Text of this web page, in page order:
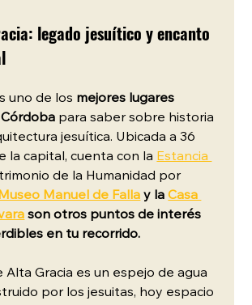
legado jesuítico y encanto
uno de los mejores lugares
para saber sobre historia
jesuítica. Ubicada a 36
la capital, cuenta con la Estancia
de la Humanidad por
Manuel de Falla y la Casa
son otros puntos de interés
en tu recorrido.
Alta Gracia es un espejo de agua
por los jesuitas, hoy espacio